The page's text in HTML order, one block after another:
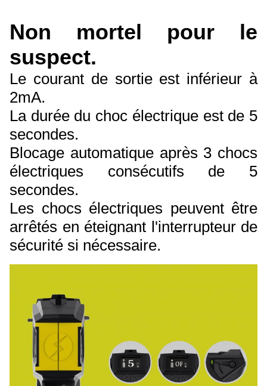
Non mortel pour le
suspect.
Le courant de sortie est inférieur à
2mA.
La durée du choc électrique est de 5
secondes.
Blocage automatique après 3 chocs
électriques consécutifs de 5
secondes.
Les chocs électriques peuvent être
arrêtés en éteignant l'interrupteur de
sécurité si nécessaire.